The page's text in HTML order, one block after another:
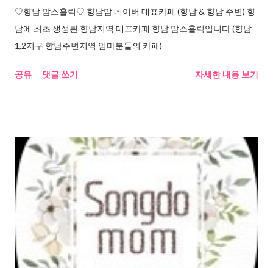
♡향남 맘스홀릭♡ 향남맘 네이버 대표카페 (향남 & 향남 주변) 향
남에 최초 생성된 향남지역 대표카페 향남 맘스홀릭입니다 (향남
1,2지구 향남주변지역 엄마분들의 카페)
공유 댓글 쓰기 자세한 내용 보기